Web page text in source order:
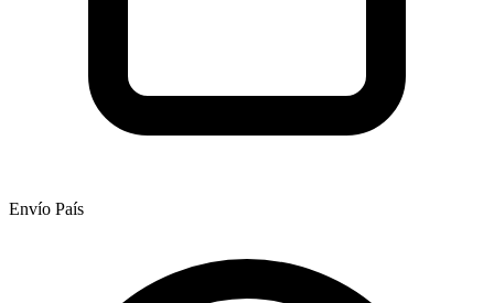
Envío País